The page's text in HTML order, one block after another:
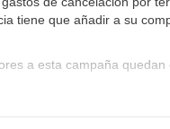
tiene que añadir a su
a esta campaña